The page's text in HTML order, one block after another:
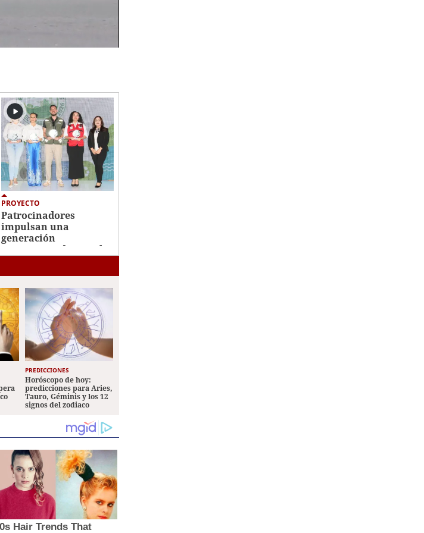
PROYECTO
Patrocinadores
impulsan una
generación
comprometida con el
PREDICCIONES
Horóscopo de hoy:
predicciones para Aries,
Tauro, Géminis y los 12
signos del zodiaco
Hair Trends That